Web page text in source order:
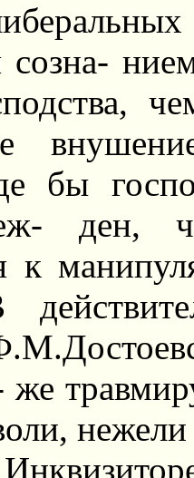
созна-
бы
ден,
к
же